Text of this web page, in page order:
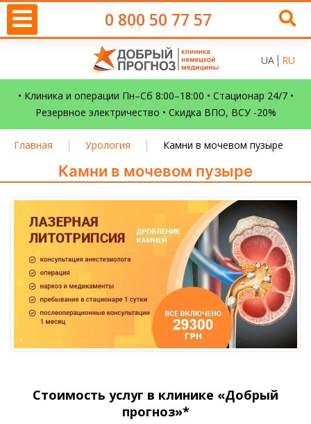
0 800 50 77 57
UA RU
• Клиника и операции Пн–Сб 8:00–18:00 • Стационар 24/7 •
Резервное электричество • Скидка ВПО, ВСУ -20%
Главная | Урология | Камни в мочевом пузыре
Камни в мочевом пузыре
Стоимость услуг в клинике «Добрый
прогноз»*